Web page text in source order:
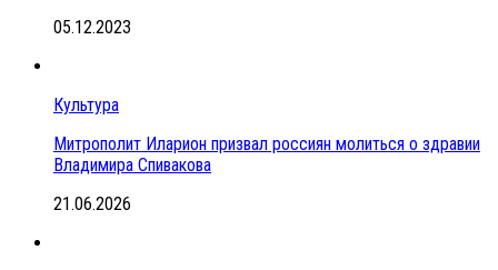
05.12.2023
Культура
Митрополит Иларион призвал россиян молиться о здравии
Владимира Спивакова
21.06.2026